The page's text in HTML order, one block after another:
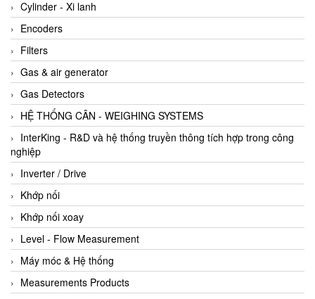
Cylinder - Xi lanh
Encoders
Filters
Gas & air generator
Gas Detectors
HỆ THỐNG CÂN - WEIGHING SYSTEMS
InterKing - R&D và hệ thống truyền thông tích hợp trong công
nghiệp
Inverter / Drive
Khớp nối
Khớp nối xoay
Level - Flow Measurement
Máy móc & Hệ thống
Measurements Products